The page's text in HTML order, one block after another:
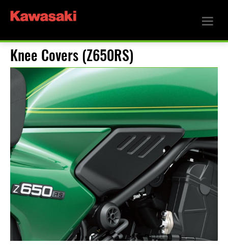
Knee Covers (Z650RS)